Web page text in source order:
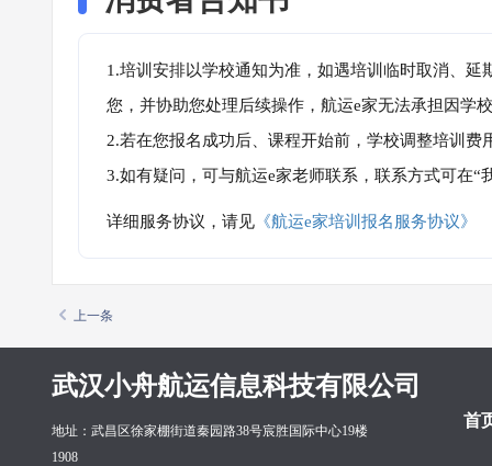
1.培训安排以学校通知为准，如遇培训临时取消、
您，并协助您处理后续操作，航运e家无法承担因学
2.若在您报名成功后、课程开始前，学校调整培训
3.如有疑问，可与航运e家老师联系，联系方式可在
详细服务协议，请见 《航运e家培训报名服务协议》
上一条
武汉小舟航运信息科技有限公司
首
地址：武昌区徐家棚街道秦园路38号宸胜国际中心19楼
1908